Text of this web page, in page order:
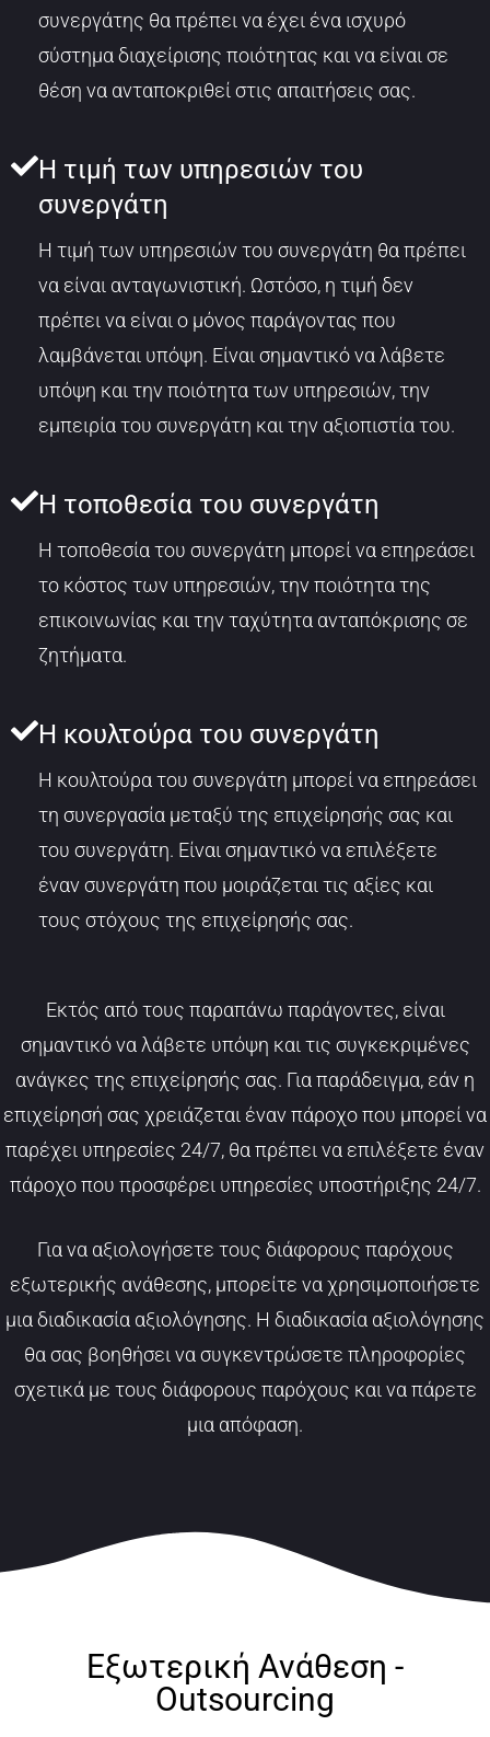
συνεργάτης θα πρέπει να έχει ένα ισχυρό
σύστημα διαχείρισης ποιότητας και να είναι σε
θέση να ανταποκριθεί στις απαιτήσεις σας.
Η τιμή των υπηρεσιών του
συνεργάτη
Η τιμή των υπηρεσιών του συνεργάτη θα πρέπει
να είναι ανταγωνιστική. Ωστόσο, η τιμή δεν
πρέπει να είναι ο μόνος παράγοντας που
λαμβάνεται υπόψη. Είναι σημαντικό να λάβετε
υπόψη και την ποιότητα των υπηρεσιών, την
εμπειρία του συνεργάτη και την αξιοπιστία του.
Η τοποθεσία του συνεργάτη
Η τοποθεσία του συνεργάτη μπορεί να επηρεάσει
το κόστος των υπηρεσιών, την ποιότητα της
επικοινωνίας και την ταχύτητα ανταπόκρισης σε
ζητήματα.
Η κουλτούρα του συνεργάτη
Η κουλτούρα του συνεργάτη μπορεί να επηρεάσει
τη συνεργασία μεταξύ της επιχείρησής σας και
του συνεργάτη. Είναι σημαντικό να επιλέξετε
έναν συνεργάτη που μοιράζεται τις αξίες και
τους στόχους της επιχείρησής σας.
Εκτός από τους παραπάνω παράγοντες, είναι
σημαντικό να λάβετε υπόψη και τις συγκεκριμένες
ανάγκες της επιχείρησής σας. Για παράδειγμα, εάν η
επιχείρησή σας χρειάζεται έναν πάροχο που μπορεί να
παρέχει υπηρεσίες 24/7, θα πρέπει να επιλέξετε έναν
πάροχο που προσφέρει υπηρεσίες υποστήριξης 24/7.
Για να αξιολογήσετε τους διάφορους παρόχους
εξωτερικής ανάθεσης, μπορείτε να χρησιμοποιήσετε
μια διαδικασία αξιολόγησης. Η διαδικασία αξιολόγησης
θα σας βοηθήσει να συγκεντρώσετε πληροφορίες
σχετικά με τους διάφορους παρόχους και να πάρετε
μια απόφαση.
Εξωτερική Ανάθεση -
Outsourcing